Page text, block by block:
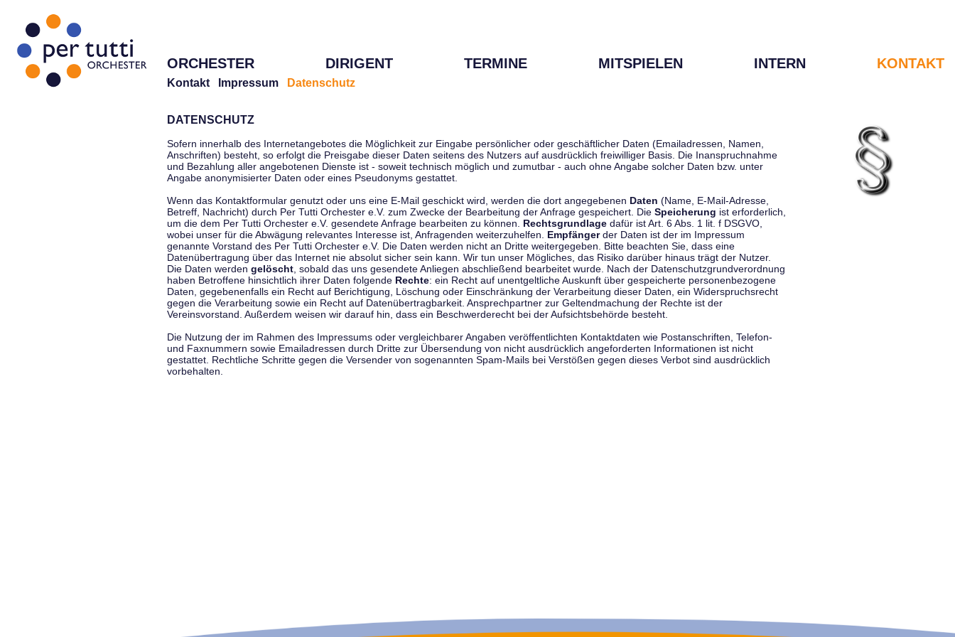
ORCHESTER DIRIGENT TERMINE MITSPIELEN INTERN KONTAKT
Kontakt Impressum Datenschutz
DATENSCHUTZ
Sofern innerhalb des Internetangebotes die Möglichkeit zur Eingabe persönlicher oder geschäftlicher Daten (Emailadressen, Namen,
Anschriften) besteht, so erfolgt die Preisgabe dieser Daten seitens des Nutzers auf ausdrücklich freiwilliger Basis. Die Inanspruchnahme
und Bezahlung aller angebotenen Dienste ist - soweit technisch möglich und zumutbar - auch ohne Angabe solcher Daten bzw. unter
Angabe anonymisierter Daten oder eines Pseudonyms gestattet.
Wenn das Kontaktformular genutzt oder uns eine E-Mail geschickt wird, werden die dort angegebenen Daten (Name, E-Mail-Adresse,
Betreff, Nachricht) durch Per Tutti Orchester e.V. zum Zwecke der Bearbeitung der Anfrage gespeichert. Die Speicherung ist erforderlich,
um die dem Per Tutti Orchester e.V. gesendete Anfrage bearbeiten zu können. Rechtsgrundlage dafür ist Art. 6 Abs. 1 lit. f DSGVO,
wobei unser für die Abwägung relevantes Interesse ist, Anfragenden weiterzuhelfen. Empfängerder Daten ist der im Impressum
genannte Vorstand des Per Tutti Orchester e.V. Die Daten werden nicht an Dritte weitergegeben. Bitte beachten Sie, dass eine
Datenübertragung über das Internet nie absolut sicher sein kann. Wir tun unser Mögliches, das Risiko darüber hinaus trägt der Nutzer.
Die Daten werden gelöscht , sobald das uns gesendete Anliegen abschließend bearbeitet wurde. Nach der Datenschutzgrundverordnung
haben Betroffene hinsichtlich ihrer Daten folgende Rechte: ein Recht auf unentgeltliche Auskunft über gespeicherte personenbezogene
Daten, gegebenenfalls ein Recht auf Berichtigung, Löschung oder Einschränkung der Verarbeitung dieser Daten, ein Widerspruchsrecht
gegen die Verarbeitung sowie ein Recht auf Datenübertragbarkeit. Ansprechpartner zur Geltendmachung der Rechte ist der
Vereinsvorstand. Außerdem weisen wir darauf hin, dass ein Beschwerderecht bei der Aufsichtsbehörde besteht.
Die Nutzung der im Rahmen des Impressums oder vergleichbarer Angaben veröffentlichten Kontaktdaten wie Postanschriften, Telefon-
und Faxnummern sowie Emailadressen durch Dritte zur Übersendung von nicht ausdrücklich angeforderten Informationen ist nicht
gestattet. Rechtliche Schritte gegen die Versender von sogenannten Spam-Mails bei Verstößen gegen dieses Verbot sind ausdrücklich
vorbehalten.